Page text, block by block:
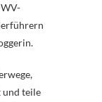
und teile